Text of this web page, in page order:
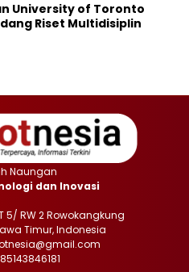
University of Toronto
Riset Multidisiplin
Naungan
dan Inovasi
5/ RW 2 Rowokangkung
Timur, Indonesia